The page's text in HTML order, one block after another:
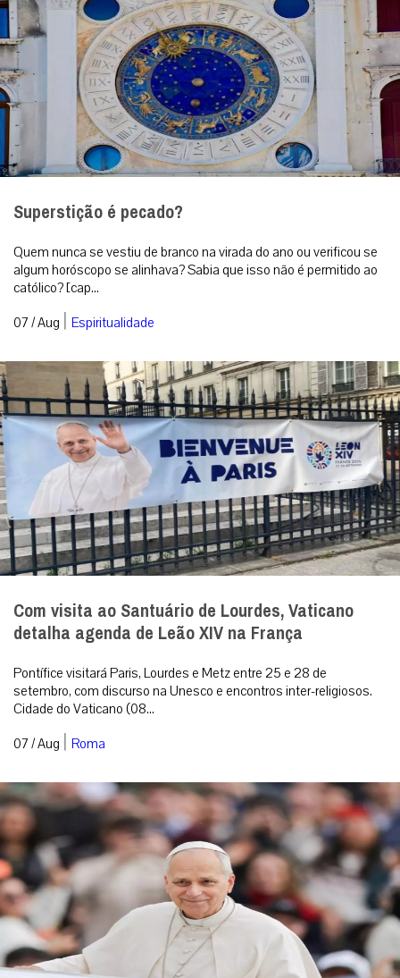
Superstição é pecado?
Quem nunca se vestiu de branco na virada do ano ou verificou se
algum horóscopo se alinhava? Sabia que isso não é permitido ao
católico? [cap...
07 / Aug | Espiritualidade
Com visita ao Santuário de Lourdes, Vaticano
detalha agenda de Leão XIV na França
Pontífice visitará Paris, Lourdes e Metz entre 25 e 28 de
setembro, com discurso na Unesco e encontros inter-religiosos.
Cidade do Vaticano (08...
07 / Aug | Roma